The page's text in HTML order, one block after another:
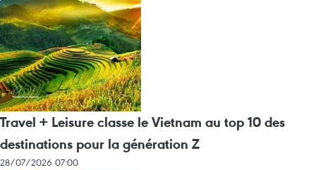
Travel + Leisure classe le Vietnam au top 10 des
destinations pour la génération Z
28/07/2026 07:00